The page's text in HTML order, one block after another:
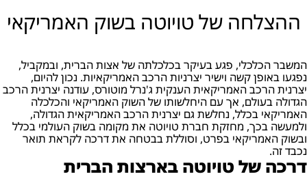
ההצלחה של טויוטה בשוק האמריקאי
המשבר הכלכלי, פגע בעיקר בכלכלתה של אצות הברית, ובמקביל,
נפגעו באופן קשה וישיר יצרניות הרכב האמריקאיות. נכון להיום,
יצרנית הרכב האמריקאית הענקית ג'נרל מוטורס, עודנה יצרנית הרכב
הגדולה בעולם, אך עם היחלשותו של השוק האמריקאי והכלכלה
האמריקאי בכלל, נחלשת גם יצרנית הרכב האמריקאית הגדולה,
ולמעשה בכך, מחזקת חברת טויוטה את מקומה בשוק העולמי בכלל
ובשוק האמריקאי בפרט, וסוללת בבטחה את דרכה לקראת תואר
נכבד זה.
דרכה של טויוטה בארצות הברית